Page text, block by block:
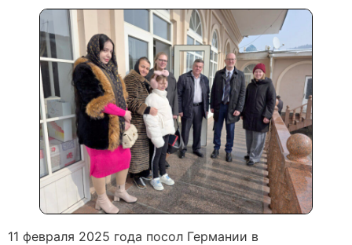
11 февраля 2025 года посол Германии в